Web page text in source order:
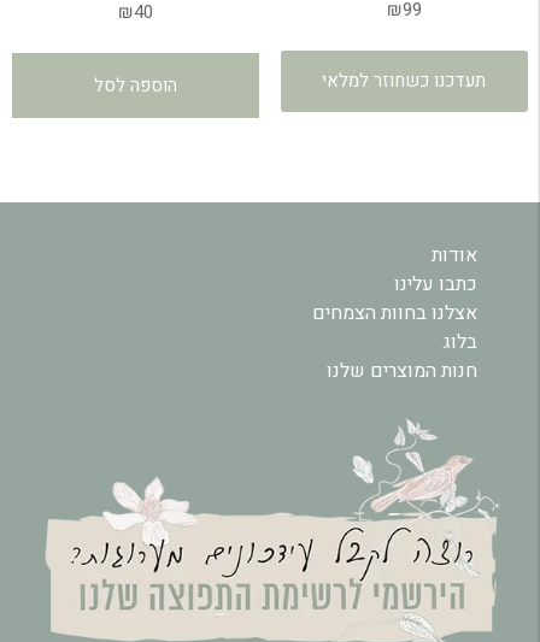
5.00
₪99
תעדכנו כשחוזר למלאי
דורג
4.00
₪40
הוספה לסל
אודות
כתבו עלינו
אצלנו בחוות הצמחים
בלוג
חנות המוצרים שלנו